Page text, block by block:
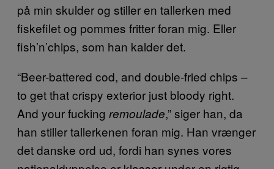
på min skulder og stiller en tallerken med
fiskefilet og pommes fritter foran mig. Eller
fish’n’chips, som han kalder det.
“Beer-battered cod, and double-fried chips –
to get that crispy exterior just bloody right.
And your fucking remoulade,” siger han, da
han stiller tallerkenen foran mig. Han vrænger
det danske ord ud, fordi han synes vores